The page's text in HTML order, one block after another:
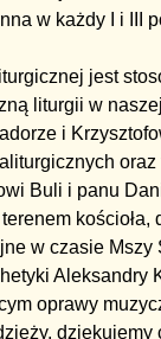
w każdy I i III
jest
liturgii w
i
Buli i panu
kościoła,
w czasie
Aleksandry
oprawy